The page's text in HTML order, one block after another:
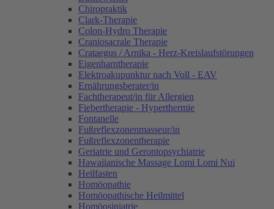
Chiropraktik
Clark-Therapie
Colon-Hydro Therapie
Craniosacrale Therapie
Crataegus / Arnika - Herz-Kreislaufstörungen
Eigenharntherapie
Elektroakupunktur nach Voll - EAV
Ernährungsberater/in
Fachtherapeut/in für Allergien
Fiebertherapie - Hyperthermie
Fontanelle
Fußreflexzonenmasseur/in
Fußreflexzonentherapie
Geriatrie und Gerontopsychiatrie
Hawaiianische Massage Lomi Lomi Nui
Heilfasten
Homöopathie
Homöopathische Heilmittel
Homöosiniatrie